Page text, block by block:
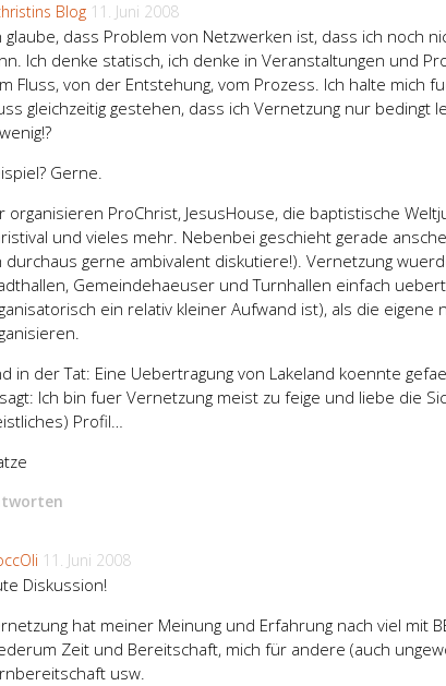
Blog 11. Juni 2008
glaube, dass Problem von Netzwerken ist, dass ich noch
Ich denke statisch, ich denke in Veranstaltungen und
Fluss, von der Entstehung, vom Prozess. Ich halte mich
gleichzeitig gestehen, dass ich Vernetzung nur bedingt
Gerne.
organisieren ProChrist, JesusHouse, die baptistische
und vieles mehr. Nebenbei geschieht gerade
durchaus gerne ambivalent diskutiere!). Vernetzung
Gemeindehaeuser und Turnhallen einfach
ein relativ kleiner Aufwand ist), als die eigene
in der Tat: Eine Uebertragung von Lakeland koennte
Ich bin fuer Vernetzung meist zu feige und liebe die
Profil…
11. Juni 2008
Diskussion!
hat meiner Meinung und Erfahrung nach viel mit
Zeit und Bereitschaft, mich für andere (auch
usw.